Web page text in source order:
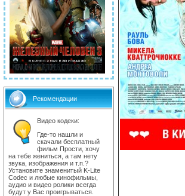
Рекомендации
Видео кодеки:
Где-то нашли и
скачали бесплатный
фильм Прости, хочу
на тебе жениться, а там нету
звука, изображения и т.п.?
Установите знаменитый K-Lite
Codec и любые кинофильмы,
аудио и видео ролики всегда
будут у Вас проигрываться.